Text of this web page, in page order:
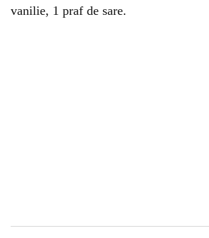
vanilie, 1 praf de sare.